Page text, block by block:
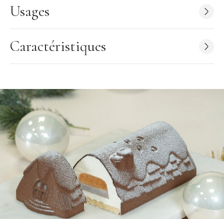
Qualité professionnelle
Démoulage facilité
Caractéristiques Moule Silicone Montagne :
Matière : Silicone 100% Platinium
Silicone Alimentaire, non toxique
congélateur
Résiste aux forts écarts de température (-60°C à 230°C)
Lavable au lave-vaisselle
Forme Montagne
Dimensions : 12 x 4,5 cm
Hauteur : 6,5 cm
Volume empreinte : 120 ml
Nombre d'empreintes : 6
Couleur : Blanc
Fabriqué en Italie
Usages
Caractéristiques